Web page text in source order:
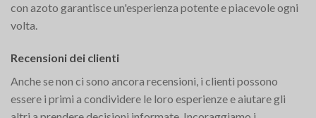
con azoto garantisce un'esperienza potente e piacevole ogni
volta.
Recensioni dei clienti
Anche se non ci sono ancora recensioni, i clienti possono
essere i primi a condividere le loro esperienze e aiutare gli